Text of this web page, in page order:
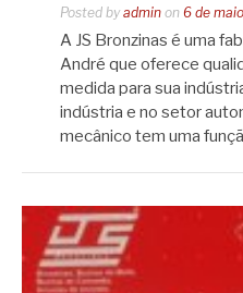
Posted by admin on 6 de
A JS Bronzinas é uma
André que oferece
medida para sua
indústria e no setor
mecânico tem uma